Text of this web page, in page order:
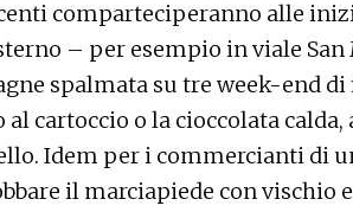
comparteciperanno alle
– per esempio in viale San
spalmata su tre week-end
cartoccio o la cioccolata
Idem per i commercianti di
il marciapiede con vischio